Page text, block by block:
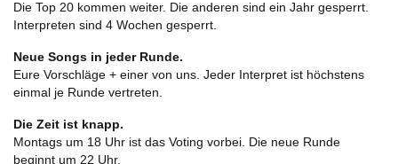
Die Top 20 kommen weiter. Die anderen sind ein Jahr gesperrt.
Interpreten sind 4 Wochen gesperrt.
Neue Songs in jeder Runde.
Eure Vorschläge + einer von uns. Jeder Interpret ist höchstens
einmal je Runde vertreten.
Die Zeit ist knapp.
Montags um 18 Uhr ist das Voting vorbei. Die neue Runde
beginnt um 22 Uhr.